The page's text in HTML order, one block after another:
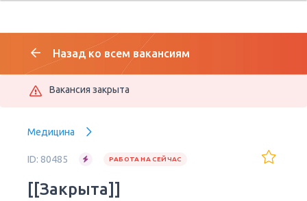
Назад ко всем вакансиям
Вакансия закрыта
Медицина
ID: 80485 РАБОТА НА СЕЙЧАС
[[Закрыта]]